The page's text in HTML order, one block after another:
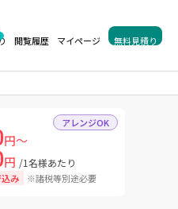
閲覧履歴 マイページ 無料見積り
アレンジOK
円～
円 /1名様あたり
み ※諸税等別途必要